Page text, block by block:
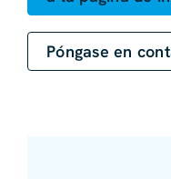
Póngase en